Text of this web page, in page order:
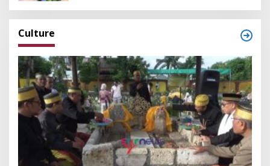
Culture